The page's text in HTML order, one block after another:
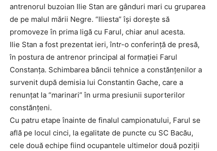
antrenorul buzoian Ilie Stan are gânduri mari cu gruparea
de pe malul mării Negre. “Iliesta” îşi doreşte să
promoveze în prima ligă cu Farul, chiar anul acesta.
Ilie Stan a fost prezentat ieri, într-o conferinţă de presă,
în postura de antrenor principal al formaţiei Farul
Constanţa. Schimbarea băncii tehnice a constănţenilor a
survenit după demisia lui Constantin Gache, care a
renunţat la “marinari” în urma presiunii suporterilor
constănţeni.
Cu patru etape înainte de finalul campionatului, Farul se
află pe locul cinci, la egalitate de puncte cu SC Bacău,
cele două echipe fiind ocupantele ultimelor două poziţii